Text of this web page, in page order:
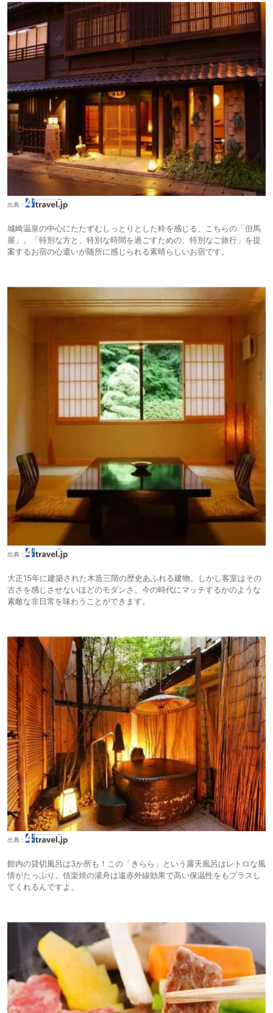
出典：
城崎温泉の中心にたたずむしっとりとした粋を感じる、こちらの「但馬
屋」。「特別な方と、特別な時間を過ごすための、特別なご旅行」を提
案するお宿の心遣いが随所に感じられる素晴らしいお宿です。
出典：
大正15年に建築された木造三階の歴史あふれる建物。しかし客室はその
古さを感じさせないほどのモダンさ。今の時代にマッチするかのような
素敵な非日常を味わうことができます。
出典：
館内の貸切風呂は3か所も！この「きらら」という露天風呂はレトロな風
情がたっぷり。信楽焼の湯舟は遠赤外線効果で高い保温性をもプラスし
てくれるんですよ。